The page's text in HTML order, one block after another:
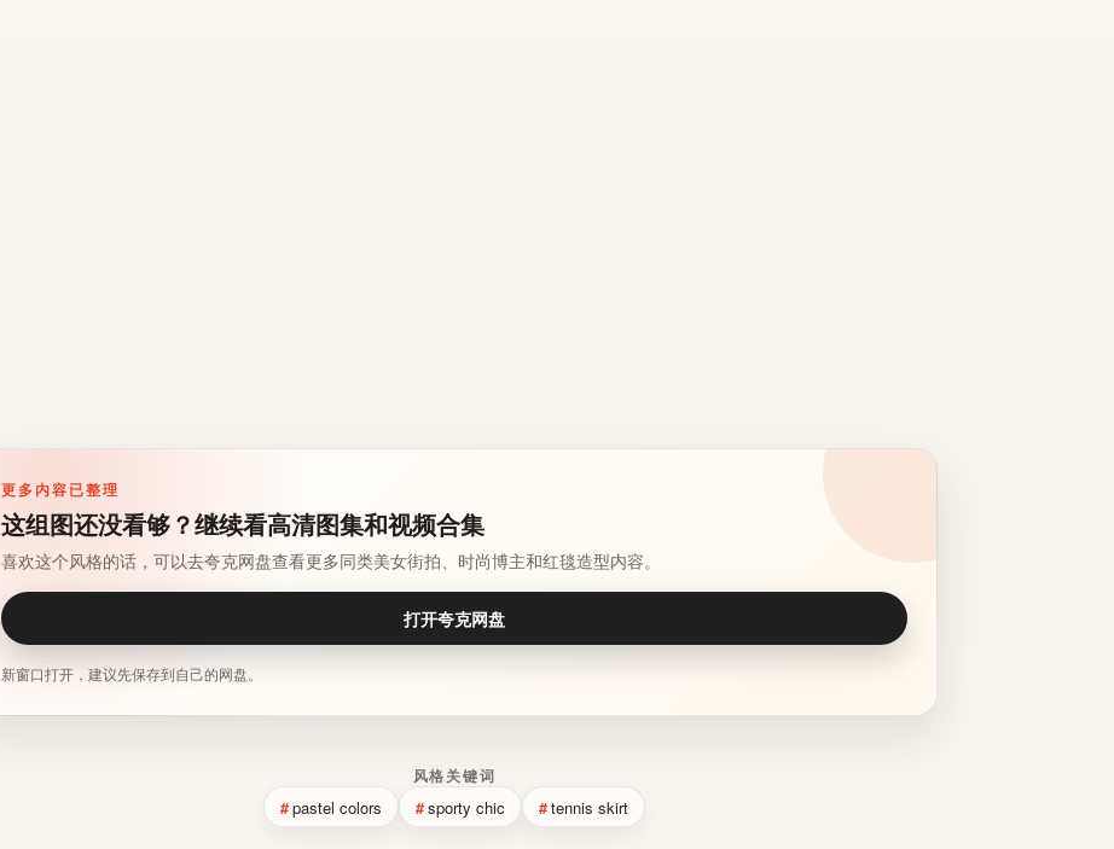
更多内容已整理
这组图还没看够？继续看高清图集和视频合集
喜欢这个风格的话，可以去夸克网盘查看更多同类美女街拍、时尚博主和红毯造型内容。
打开夸克网盘
新窗口打开，建议先保存到自己的网盘。
风格关键词
pastel colors sporty chic tennis skirt